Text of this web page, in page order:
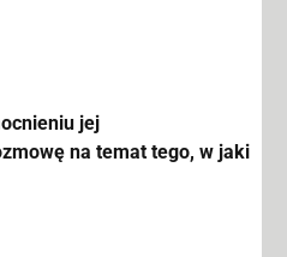
jej
na temat tego, w jaki